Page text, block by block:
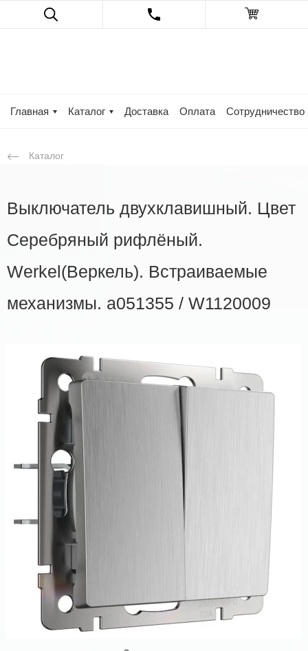
Главная Каталог Доставка Оплата Сотрудничество
Каталог
Выключатель двухклавишный. Цвет
Серебряный рифлёный.
Werkel(Веркель). Встраиваемые
механизмы. a051355 / W1120009